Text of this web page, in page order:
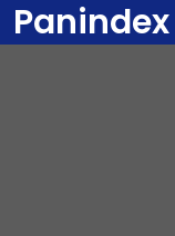
Panindex